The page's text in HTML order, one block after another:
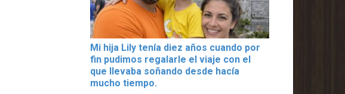
Mi hija Lily tenía diez años cuando por
fin pudimos regalarle el viaje con el
que llevaba soñando desde hacía
mucho tiempo.